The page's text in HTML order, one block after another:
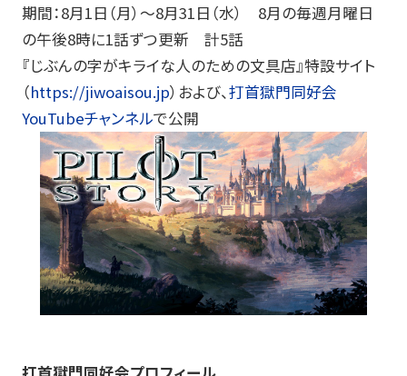
期間：8月1日（月）～8月31日（水） 8月の毎週月曜日
の午後8時に1話ずつ更新 計5話
『じぶんの字がキライな人のための文具店』特設サイト
（https://jiwoaisou.jp）および、打首獄門同好会
YouTubeチャンネルで公開